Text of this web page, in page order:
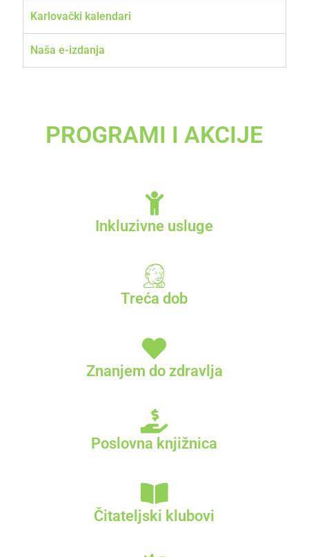
Karlovački kalendari
Naša e-izdanja
PROGRAMI I AKCIJE
Inkluzivne usluge
Treća dob
Znanjem do zdravlja
Poslovna knjižnica
Čitateljski klubovi